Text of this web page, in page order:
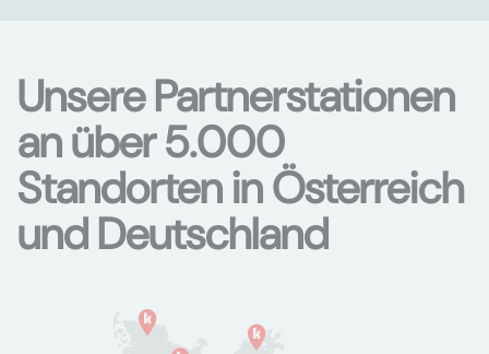
Unsere Partnerstationen
an über 5.000
Standorten in Österreich
und Deutschland